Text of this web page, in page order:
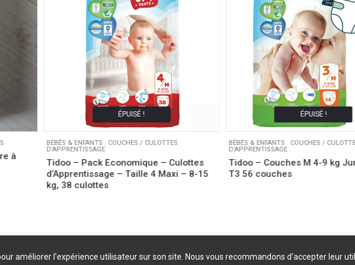
à
ÉPUISÉ !
BÉBÉS & ENFANTS . COUCHES / CULOTTES
D'APPRENTISSAGE
Tidoo – Pack Economique – Culottes
d’Apprentissage – Taille 4 Maxi – 8-15
kg, 38 culottes
ÉPUISÉ !
BÉBÉS & ENFANTS . COUCHES /
D'APPRENTISSAGE
Tidoo – Couches M 4-9 kg
T3 56 couches
améliorer l'expérience utilisateur sur son site. Nous vous recommandons d'accepter leur